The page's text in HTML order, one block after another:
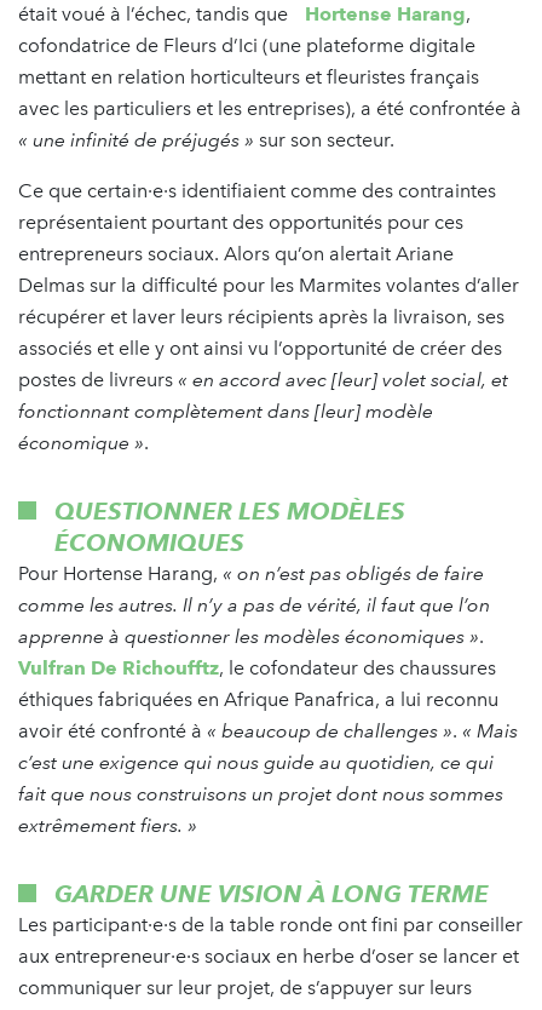
était voué à l’échec, tandis que Hortense Harang,
cofondatrice de Fleurs d’Ici (une plateforme digitale
mettant en relation horticulteurs et fleuristes français
avec les particuliers et les entreprises), a été confrontée à
« une infinité de préjugés » sur son secteur.
Ce que certain·e·s identifiaient comme des contraintes
représentaient pourtant des opportunités pour ces
entrepreneurs sociaux. Alors qu’on alertait Ariane
Delmas sur la difficulté pour les Marmites volantes d’aller
récupérer et laver leurs récipients après la livraison, ses
associés et elle y ont ainsi vu l’opportunité de créer des
postes de livreurs « en accord avec [leur] volet social, et
fonctionnant complètement dans [leur] modèle
économique ».
QUESTIONNER LES MODÈLES
ÉCONOMIQUES
Pour Hortense Harang, « on n’est pas obligés de faire
comme les autres. Il n’y a pas de vérité, il faut que l’on
apprenne à questionner les modèles économiques ».
Vulfran De Richoufftz, le cofondateur des chaussures
éthiques fabriquées en Afrique Panafrica, a lui reconnu
avoir été confronté à « beaucoup de challenges ». « Mais
c’est une exigence qui nous guide au quotidien, ce qui
fait que nous construisons un projet dont nous sommes
extrêmement fiers. »
GARDER UNE VISION À LONG TERME
Les participant·e·s de la table ronde ont fini par conseiller
aux entrepreneur·e·s sociaux en herbe d’oser se lancer et
communiquer sur leur projet, de s’appuyer sur leurs